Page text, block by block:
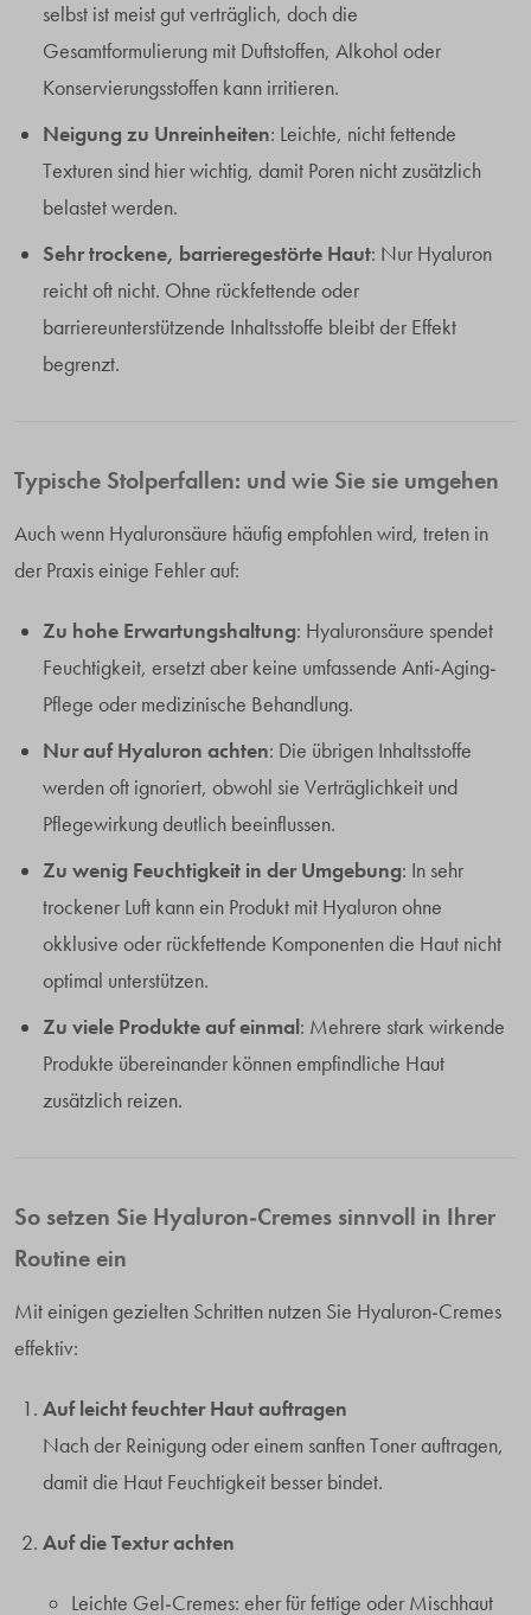
selbst ist meist gut verträglich, doch die
Gesamtformulierung mit Duftstoffen, Alkohol oder
Konservierungsstoffen kann irritieren.
Neigung zu Unreinheiten: Leichte, nicht fettende
Texturen sind hier wichtig, damit Poren nicht zusätzlich
belastet werden.
Sehr trockene, barrieregestörte Haut: Nur Hyaluron
reicht oft nicht. Ohne rückfettende oder
barriereunterstützende Inhaltsstoffe bleibt der Effekt
begrenzt.
Typische Stolperfallen: und wie Sie sie umgehen
Auch wenn Hyaluronsäure häufig empfohlen wird, treten in
der Praxis einige Fehler auf:
Zu hohe Erwartungshaltung: Hyaluronsäure spendet
Feuchtigkeit, ersetzt aber keine umfassende Anti-Aging-
Pflege oder medizinische Behandlung.
Nur auf Hyaluron achten: Die übrigen Inhaltsstoffe
werden oft ignoriert, obwohl sie Verträglichkeit und
Pflegewirkung deutlich beeinflussen.
Zu wenig Feuchtigkeit in der Umgebung: In sehr
trockener Luft kann ein Produkt mit Hyaluron ohne
okklusive oder rückfettende Komponenten die Haut nicht
optimal unterstützen.
Zu viele Produkte auf einmal: Mehrere stark wirkende
Produkte übereinander können empfindliche Haut
zusätzlich reizen.
So setzen Sie Hyaluron-Cremes sinnvoll in Ihrer
Routine ein
Mit einigen gezielten Schritten nutzen Sie Hyaluron-Cremes
effektiv:
Auf leicht feuchter Haut auftragen
Nach der Reinigung oder einem sanften Toner auftragen,
damit die Haut Feuchtigkeit besser bindet.
Auf die Textur achten
Leichte Gel-Cremes: eher für fettige oder Mischhaut